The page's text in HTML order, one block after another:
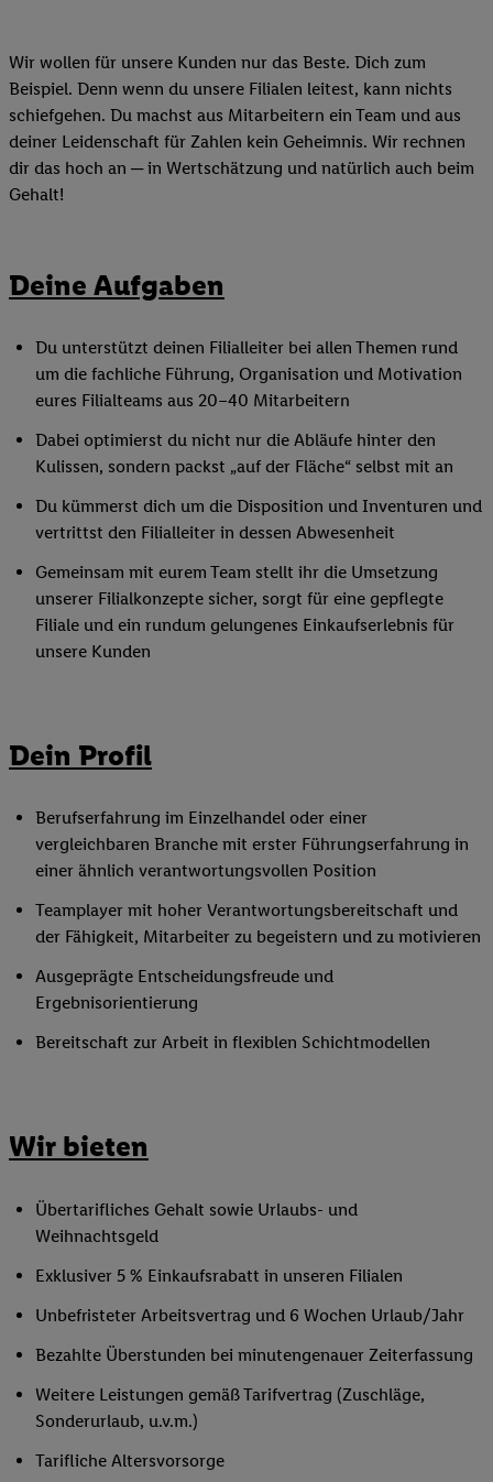
Wir wollen für unsere Kunden nur das Beste. Dich zum
Beispiel. Denn wenn du unsere Filialen leitest, kann nichts
schiefgehen. Du machst aus Mitarbeitern ein Team und aus
deiner Leidenschaft für Zahlen kein Geheimnis. Wir rechnen
dir das hoch an ─ in Wertschätzung und natürlich auch beim
Gehalt!
Deine Aufgaben
Du unterstützt deinen Filialleiter bei allen Themen rund
um die fachliche Führung, Organisation und Motivation
eures Filialteams aus 20–40 Mitarbeitern
Dabei optimierst du nicht nur die Abläufe hinter den
Kulissen, sondern packst „auf der Fläche“ selbst mit an
Du kümmerst dich um die Disposition und Inventuren und
vertrittst den Filialleiter in dessen Abwesenheit
Gemeinsam mit eurem Team stellt ihr die Umsetzung
unserer Filialkonzepte sicher, sorgt für eine gepflegte
Filiale und ein rundum gelungenes Einkaufserlebnis für
unsere Kunden
Dein Profil
Berufserfahrung im Einzelhandel oder einer
vergleichbaren Branche mit erster Führungserfahrung in
einer ähnlich verantwortungsvollen Position
Teamplayer mit hoher Verantwortungsbereitschaft und
der Fähigkeit, Mitarbeiter zu begeistern und zu motivieren
Ausgeprägte Entscheidungsfreude und
Ergebnisorientierung
Bereitschaft zur Arbeit in flexiblen Schichtmodellen
Wir bieten
Übertarifliches Gehalt sowie Urlaubs- und
Weihnachtsgeld
Exklusiver 5 % Einkaufsrabatt in unseren Filialen
Unbefristeter Arbeitsvertrag und 6 Wochen Urlaub/Jahr
Bezahlte Überstunden bei minutengenauer Zeiterfassung
Weitere Leistungen gemäß Tarifvertrag (Zuschläge,
Sonderurlaub, u.v.m.)
Tarifliche Altersvorsorge